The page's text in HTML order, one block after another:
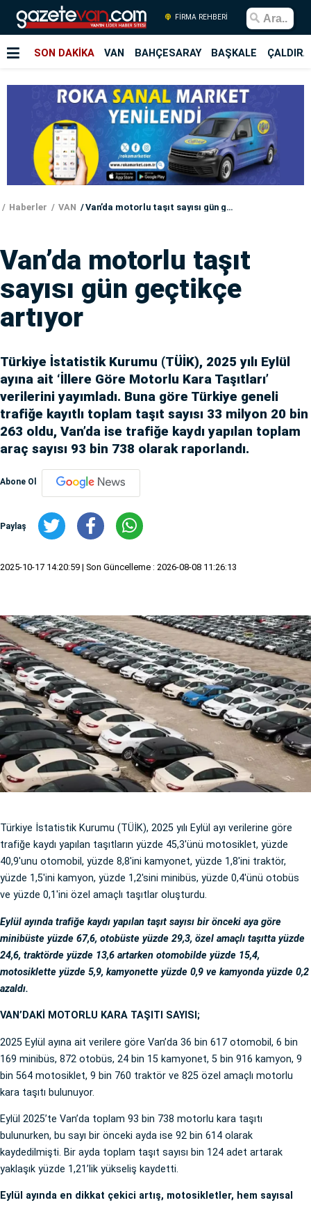
FİRMA REHBERİ
SON DAKİKA VAN BAHÇESARAY BAŞKALE
Haberler VAN Van’da motorlu taşıt sayısı gün geçtikçe artıyor
Van’da motorlu taşıt
sayısı gün geçtikçe
artıyor
Türkiye İstatistik Kurumu (TÜİK), 2025 yılı Eylül
ayına ait ‘İllere Göre Motorlu Kara Taşıtları’
verilerini yayımladı. Buna göre Türkiye geneli
trafiğe kayıtlı toplam taşıt sayısı 33 milyon 20 bin
263 oldu, Van’da ise trafiğe kaydı yapılan toplam
araç sayısı 93 bin 738 olarak raporlandı.
Abone Ol
Paylaş
2025-10-17 14:20:59 | Son Güncelleme : 2026-08-08 11:26:13
Türkiye İstatistik Kurumu (TÜİK), 2025 yılı Eylül ayı verilerine göre
trafiğe kaydı yapılan taşıtların yüzde 45,3'ünü motosiklet, yüzde
40,9'unu otomobil, yüzde 8,8'ini kamyonet, yüzde 1,8'ini traktör,
yüzde 1,5'ini kamyon, yüzde 1,2'sini minibüs, yüzde 0,4'ünü otobüs
ve yüzde 0,1'ini özel amaçlı taşıtlar oluşturdu.
Eylül ayında trafiğe kaydı yapılan taşıt sayısı bir önceki aya göre
minibüste yüzde 67,6, otobüste yüzde 29,3, özel amaçlı taşıtta yüzde
24,6, traktörde yüzde 13,6 artarken otomobilde yüzde 15,4,
motosiklette yüzde 5,9, kamyonette yüzde 0,9 ve kamyonda yüzde 0,2
azaldı.
VAN’DAKİ MOTORLU KARA TAŞITI SAYISI;
2025 Eylül ayına ait verilere göre Van’da 36 bin 617 otomobil, 6 bin
169 minibüs, 872 otobüs, 24 bin 15 kamyonet, 5 bin 916 kamyon, 9
bin 564 motosiklet, 9 bin 760 traktör ve 825 özel amaçlı motorlu
kara taşıtı bulunuyor.
Eylül 2025’te Van’da toplam 93 bin 738 motorlu kara taşıtı
bulunurken, bu sayı bir önceki ayda ise 92 bin 614 olarak
kaydedilmişti. Bir ayda toplam taşıt sayısı bin 124 adet artarak
yaklaşık yüzde 1,21’lik yükseliş kaydetti.
Eylül ayında en dikkat çekici artış, motosikletler, hem sayısal